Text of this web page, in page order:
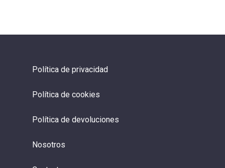
Política de privacidad
Política de cookies
Política de devoluciones
Nosotros